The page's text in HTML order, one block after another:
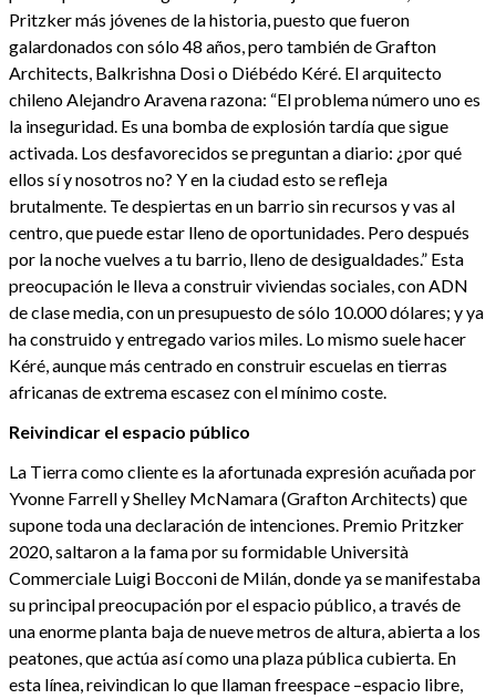
Pritzker más jóvenes de la historia, puesto que fueron
galardonados con sólo 48 años, pero también de Grafton
Architects, Balkrishna Dosi o Diébédo Kéré. El arquitecto
chileno Alejandro Aravena razona: “El problema número uno es
la inseguridad. Es una bomba de explosión tardía que sigue
activada. Los desfavorecidos se preguntan a diario: ¿por qué
ellos sí y nosotros no? Y en la ciudad esto se refleja
brutalmente. Te despiertas en un barrio sin recursos y vas al
centro, que puede estar lleno de oportunidades. Pero después
por la noche vuelves a tu barrio, lleno de desigualdades.” Esta
preocupación le lleva a construir viviendas sociales, con ADN
de clase media, con un presupuesto de sólo 10.000 dólares; y ya
ha construido y entregado varios miles. Lo mismo suele hacer
Kéré, aunque más centrado en construir escuelas en tierras
africanas de extrema escasez con el mínimo coste.
Reivindicar el espacio público
La Tierra como cliente es la afortunada expresión acuñada por
Yvonne Farrell y Shelley McNamara (Grafton Architects) que
supone toda una declaración de intenciones. Premio Pritzker
2020, saltaron a la fama por su formidable Università
Commerciale Luigi Bocconi de Milán, donde ya se manifestaba
su principal preocupación por el espacio público, a través de
una enorme planta baja de nueve metros de altura, abierta a los
peatones, que actúa así como una plaza pública cubierta. En
esta línea, reivindican lo que llaman freespace –espacio libre,